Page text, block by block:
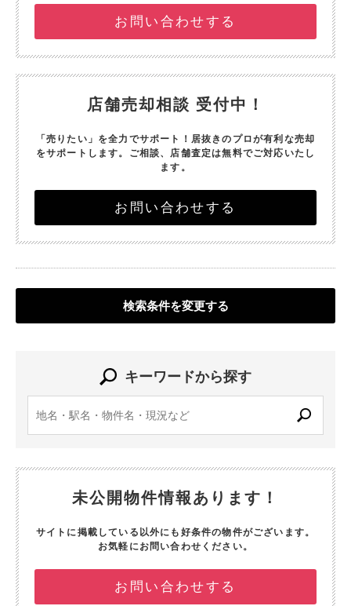
お問い合わせする
店舗売却相談 受付中！
「売りたい」を全力でサポート！ 居抜きのプロが有利な売却
をサポートします。 ご相談、店舗査定は無料でご対応いたし
ます。
お問い合わせする
検索条件を変更する
キーワードから探す
未公開物件情報あります！
サイトに掲載している以外にも好条件の物件がございます。
お気軽にお問い合わせください。
お問い合わせする